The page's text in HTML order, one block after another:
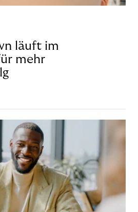
läuft im
mehr